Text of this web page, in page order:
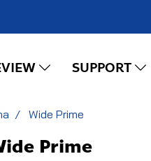
SUPPORT
Wide Prime
Prime